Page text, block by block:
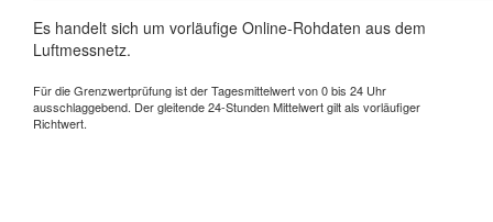
Es handelt sich um vorläufige Online-Rohdaten aus dem
Luftmessnetz.
Für die Grenzwertprüfung ist der Tagesmittelwert von 0 bis 24 Uhr
ausschlaggebend. Der gleitende 24-Stunden Mittelwert gilt als vorläufiger
Richtwert.